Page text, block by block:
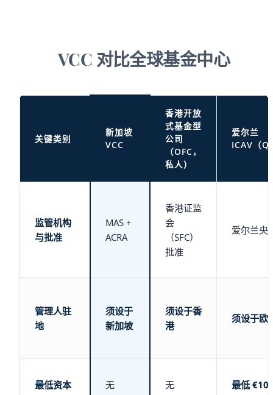
VCC 对比全球基金中心
关键类别
新加坡
VCC
香港开放
式基金型
公司
（OFC，
私人）
爱尔兰
ICAV（
监管机构
与批准
MAS +
ACRA
香港证监
会
（SFC）
批准
爱尔兰央
管理人驻
地
须设于
新加坡
须设于香
港
须设于欧
最低资本 无 无 最低